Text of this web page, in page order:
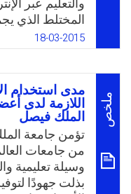
والتعليم عبر
المختلط الذي
التقليدي؛
استخدام
في العصر
إعداد دراسة
الرقمية.
18-03-2015
ملخص
مدى استخدام
اللازمة لدى
الملك فيصل
تؤمن جامعة
من جامعات
وسيلة تعليمية
بذلت جهودًا